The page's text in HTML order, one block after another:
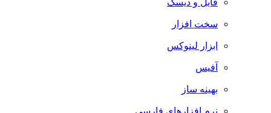
فایل و دیسک
سخت افزار
ابزار لینوکس
آفیس
بهینه ساز
نرم افزارهای فارسی